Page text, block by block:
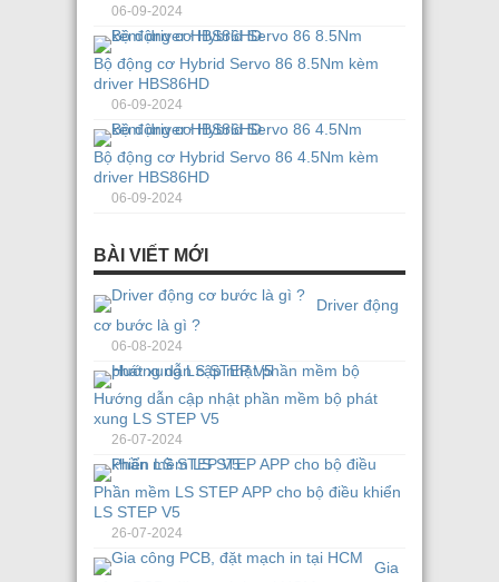
06-09-2024
Bộ động cơ Hybrid Servo 86 8.5Nm kèm
driver HBS86HD
06-09-2024
Bộ động cơ Hybrid Servo 86 4.5Nm kèm
driver HBS86HD
06-09-2024
BÀI VIẾT MỚI
Driver động
cơ bước là gì ?
06-08-2024
Hướng dẫn cập nhật phần mềm bộ phát
xung LS STEP V5
26-07-2024
Phần mềm LS STEP APP cho bộ điều khiển
LS STEP V5
26-07-2024
Gia